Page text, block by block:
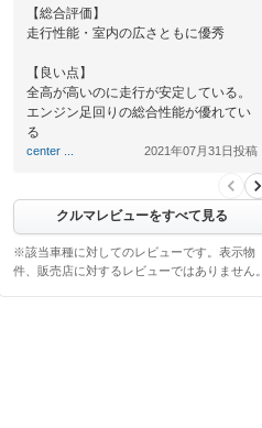
【総合評価】
走行性能・室内の広さともに優秀
【良い点】
全高が高いのに走行が安定している。
エンジン足回りの総合性能が優れてい
る
サイズが大きいので狭い道には適して
いない
center ... 2021年07月31日投稿
クルマレビューをすべて見る
※該当車種に対してのレビューです。表示物
件、販売店に対するレビューではありません。